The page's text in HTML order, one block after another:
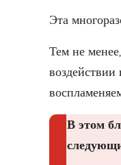
Эта
Тем не
В этом